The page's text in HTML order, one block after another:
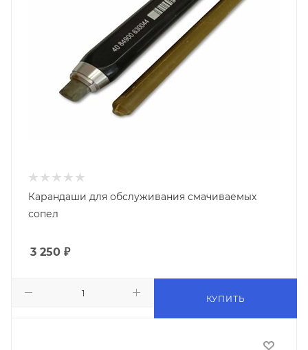
Карандаши для обслуживания смачиваемых
сопел
3 250 ₽
КУПИТЬ